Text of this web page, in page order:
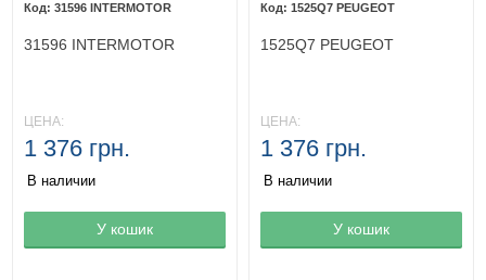
Товар в корзине
31596 INTERMOTOR
31596 INTERMOTOR
ЦЕНА:
1 376 грн.
В наличии
У кошик Товар в корзине
1525Q7 PEUGEOT
1525Q7 PEUGEOT
ЦЕНА:
1 376 грн.
В наличии
У кошик